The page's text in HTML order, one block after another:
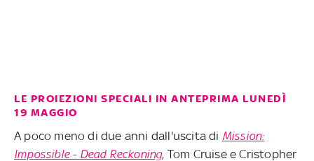
LE PROIEZIONI SPECIALI IN ANTEPRIMA LUNEDÌ
19 MAGGIO
A poco meno di due anni dall'uscita di Mission:
Impossible - Dead Reckoning, Tom Cruise e Cristopher